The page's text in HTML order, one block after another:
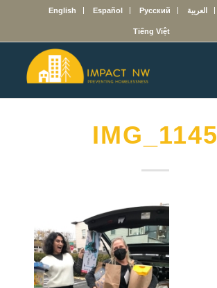
English Español Русский العربية
Tiếng Việt
IMG_1145